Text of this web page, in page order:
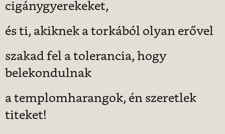
cigánygyerekeket,
és ti, akiknek a torkából olyan erővel
szakad fel a tolerancia, hogy
belekondulnak
a templomharangok, én szeretlek
titeket!